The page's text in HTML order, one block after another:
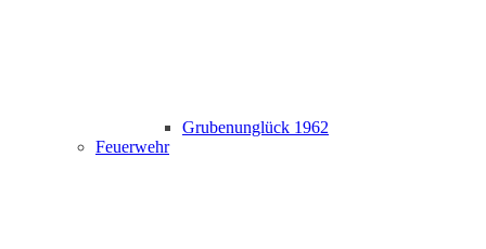
Grubenunglück 1962
Feuerwehr